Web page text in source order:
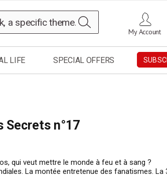
My Account
LIFE SPECIAL OFFERS
Secrets n°17
qui veut mettre le monde à feu et à sang ?
La montée entretenue des fanatismes. La